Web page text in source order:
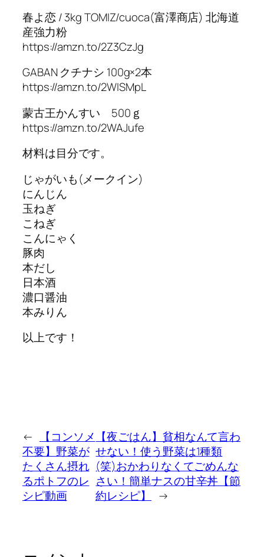
春よ恋 / 3kg TOMIZ/cuoca(富澤商店) 北海道
産強力粉
https://amzn.to/2Z3CzJg
GABAN クチナシ 100g×2本
https://amzn.to/2WISMpL
蒙古王かんすい 500ｇ
https://amzn.to/2WAJufe
材料は目分です。
じゃがいも(メークイン)
にんじん
玉ねぎ
こねぎ
こんにゃく
豚肉
本だし
日本酒
濃口醤油
本みりん
以上です！
←
【コンソメ
不要】野菜が
たくさん摂れ
るポトフのレ
シピ動画
【夜ごはん】貧相なんて言わ
せない！使う野菜は1種類
(笑)おかわりなくてごめんな
さい！簡単ナスの甘辛丼【節
約レシピ】
→